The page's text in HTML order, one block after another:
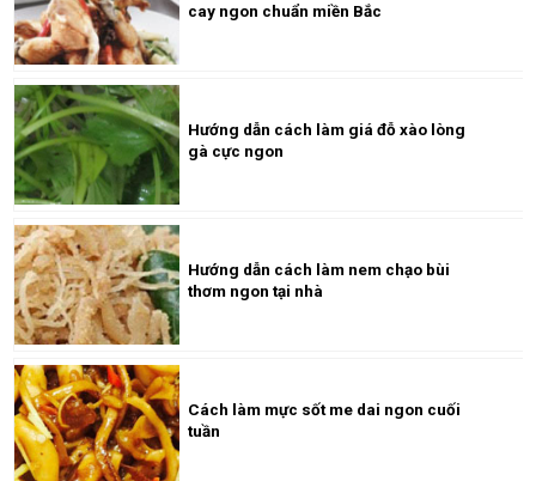
cay ngon chuẩn miền Bắc
Hướng dẫn cách làm giá đỗ xào lòng
gà cực ngon
Hướng dẫn cách làm nem chạo bùi
thơm ngon tại nhà
Cách làm mực sốt me dai ngon cuối
tuần